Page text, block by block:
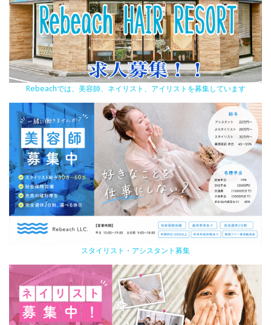
Rebeachでは、美容師、ネイリスト、アイリストを募集しています
スタイリスト・アシスタント募集